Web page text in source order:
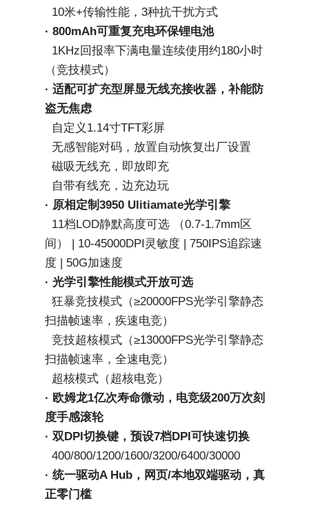
10米+传输性能，3种抗干扰方式
· 800mAh可重复充电环保锂电池
1KHz回报率下满电量连续使用约180小时
（竞技模式）
· 适配可扩充型屏显无线充接收器，补能防
盗无焦虑
自定义1.14寸TFT彩屏
无感智能对码，放置自动恢复出厂设置
磁吸无线充，即放即充
自带有线充，边充边玩
· 原相定制3950 Ulitiamate光学引擎
11档LOD静默高度可选
（0.7-1.7mm区
间） | 10-45000DPI灵敏度 | 750IPS追踪速
度 | 50G加速度
· 光学引擎性能模式开放可选
狂暴竞技模式（≥20000FPS光学引擎静态
扫描帧速率，疾速电竞）
竞技超核模式（≥13000FPS光学引擎静态
扫描帧速率，全速电竞）
超核模式（超核电竞）
· 欧姆龙1亿次寿命微动，电竞级200万次刻
度手感滚轮
· 双DPI切换键，预设7档DPI可快速切换
400/800/1200/1600/3200/6400/30000
· 统一驱动A Hub，网页/本地双端驱动，真
正零门槛